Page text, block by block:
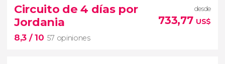
Circuito de 4 días por
Jordania
8,3 / 10 57 opiniones
desde
733,77 US$